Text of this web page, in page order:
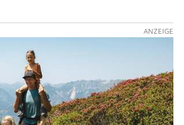
ANZEIGE